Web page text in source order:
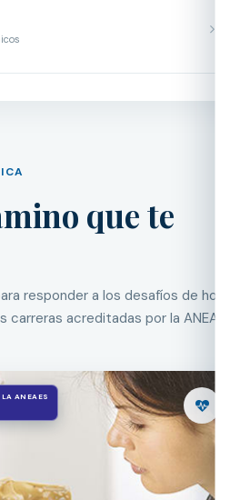
que te
responder a los desafíos de hoy.
acreditadas por la ANEAES.
LA ANEAES